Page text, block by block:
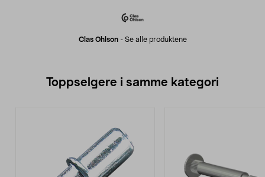
Clas Ohlson- Se alle produktene
Toppselgere i samme kategori